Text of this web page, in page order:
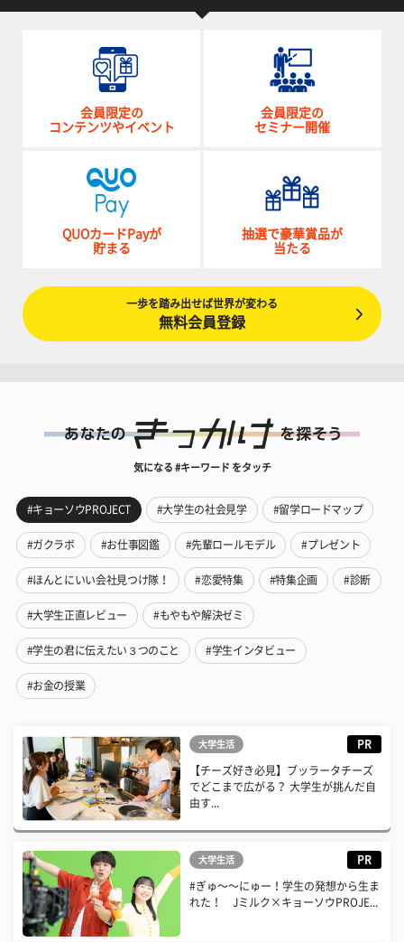
会員限定の
コンテンツやイベント
会員限定の
セミナー開催
QUOカードPayが
貯まる
抽選で豪華賞品が
当たる
一歩を踏み出せば世界が変わる
無料会員登録
気になる #キーワード をタッチ
#キョーソウPROJECT #大学生の社会見学 #留学ロードマップ
#ガクラボ #お仕事図鑑 #先輩ロールモデル #プレゼント
#ほんとにいい会社見つけ隊！ #恋愛特集 #特集企画 #診断
#大学生正直レビュー #もやもや解決ゼミ
#学生の君に伝えたい３つのこと #学生インタビュー
#お金の授業
大学生活 PR
【チーズ好き必見】ブッラータチーズ
でどこまで広がる？ 大学生が挑んだ自
由す...
大学生活 PR
#ぎゅ〜〜にゅー！学生の発想から生ま
れた！ Jミルク×キョーソウPROJE...